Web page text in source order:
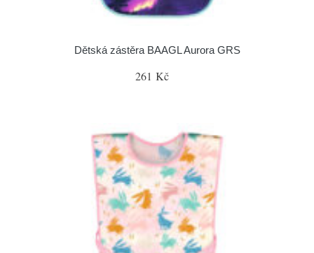
Dětská zástěra BAAGL Aurora GRS
261 Kč